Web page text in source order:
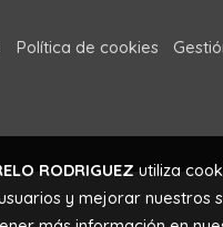
Política de cookies
RODRIGUEZ utiliza
y mejorar